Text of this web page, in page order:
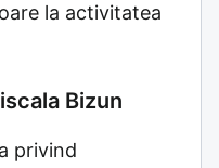
la activitatea
Bizun
privind